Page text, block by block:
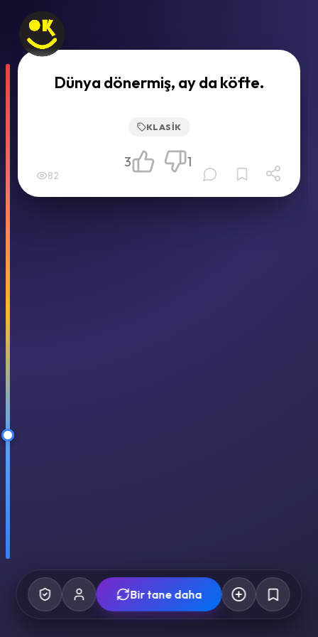
Dünya dönermiş, ay da köfte.
KLASIK
82
3 1
Bir tane daha